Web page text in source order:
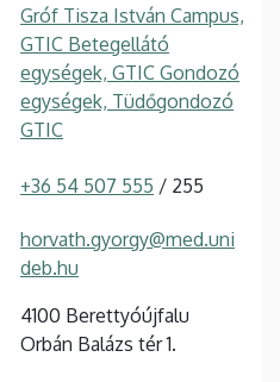
Gróf Tisza István Campus,
GTIC Betegellátó
egységek, GTIC Gondozó
egységek, Tüdőgondozó
GTIC
+36 54 507 555 / 255
horvath.gyorgy@med.uni
deb.hu
4100 Berettyóújfalu
Orbán Balázs tér 1.